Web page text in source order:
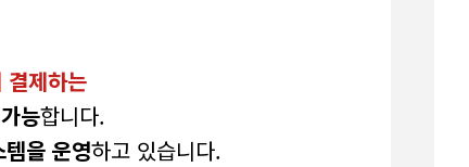
제하는
능합니다.
을 운영하고 있습니다.